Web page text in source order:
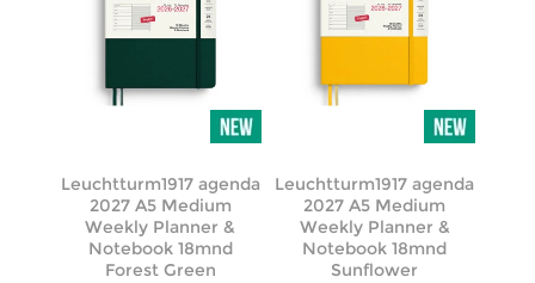
Leuchtturm1917 agenda
2027 A5 Medium
Weekly Planner &
Notebook 18mnd
Forest Green
Leuchtturm1917 agenda
2027 A5 Medium
Weekly Planner &
Notebook 18mnd
Sunflower